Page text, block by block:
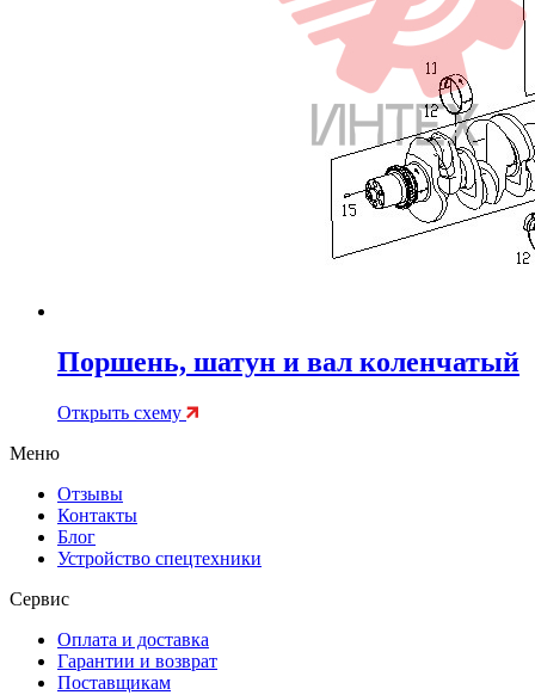
Поршень, шатун и вал коленчатый
Открыть схему
Меню
Отзывы
Контакты
Блог
Устройство спецтехники
Сервис
Оплата и доставка
Гарантии и возврат
Поставщикам